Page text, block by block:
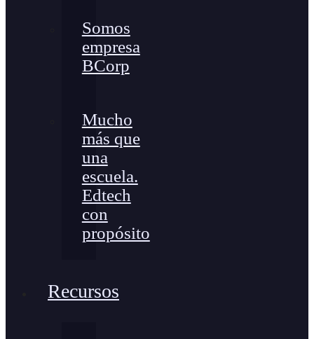
Somos
empresa
BCorp
Mucho
más que
una
escuela.
Edtech
con
propósito
Recursos